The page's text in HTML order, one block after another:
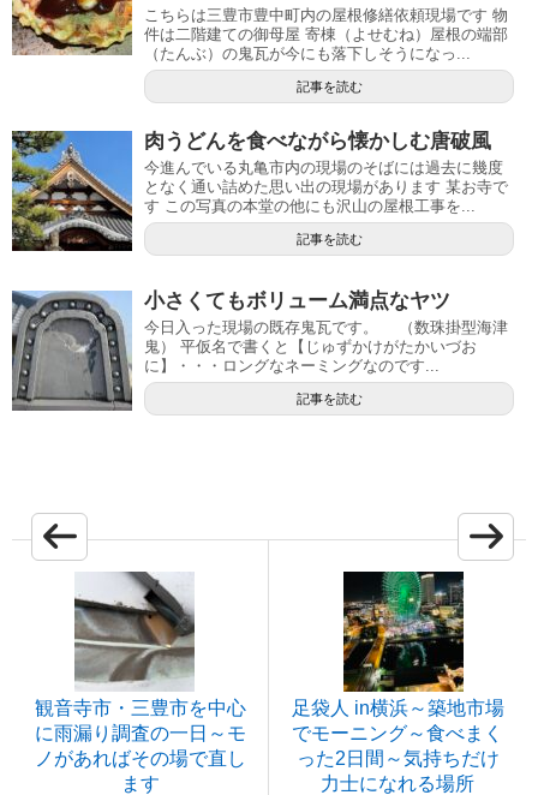
こちらは三豊市豊中町内の屋根修繕依頼現場です 物
件は二階建ての御母屋 寄棟（よせむね）屋根の端部
（たんぶ）の鬼瓦が今にも落下しそうになっ...
記事を読む
肉うどんを食べながら懐かしむ唐破風
今進んでいる丸亀市内の現場のそばには過去に幾度
となく通い詰めた思い出の現場があります 某お寺で
す この写真の本堂の他にも沢山の屋根工事を...
記事を読む
小さくてもボリューム満点なヤツ
今日入った現場の既存鬼瓦です。 （数珠掛型海津
鬼） 平仮名で書くと【じゅずかけがたかいづお
に】・・・ロングなネーミングなのです...
記事を読む
観音寺市・三豊市を中心
に雨漏り調査の一日～モ
ノがあればその場で直し
ます
足袋人 in横浜～築地市場
でモーニング～食べまく
った2日間～気持ちだけ
力士になれる場所